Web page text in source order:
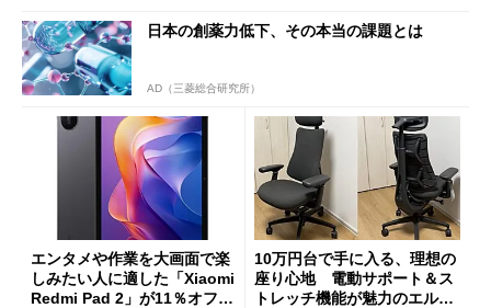
日本の創薬力低下、その本当の課題とは
AD（三菱総合研究所）
エンタメや作業を大画面で楽
しみたい人に適した「Xiaomi
Redmi Pad 2」が11％オフの
10万円台で手に入る、理想の
座り心地 電動サポート＆ス
トレッチ機能が魅力のエルゴ